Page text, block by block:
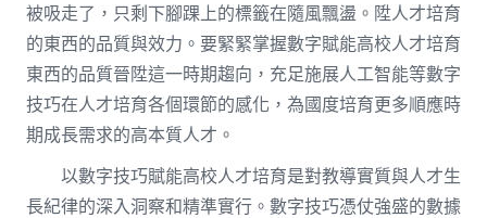
被吸走了，只剩下腳踝上的標籤在隨風飄盪。陞人才培育
的東西的品質與效力。要緊緊掌握數字賦能高校人才培育
東西的品質晉陞這一時期趨向，充足施展人工智能等數字
技巧在人才培育各個環節的感化，為國度培育更多順應時
期成長需求的高本質人才。
以數字技巧賦能高校人才培育是對教導實質與人才生
長紀律的深入洞察和精準實行。數字技巧憑仗強盛的數據